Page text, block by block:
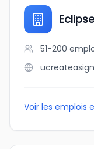
51-200
Voir les emplois